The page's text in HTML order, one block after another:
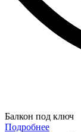
Балкон под ключ
Подробнее